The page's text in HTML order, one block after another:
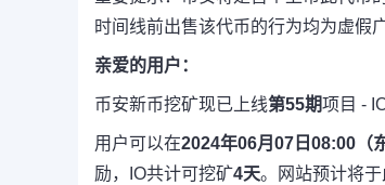
时间线前出售该代币的行为均为虚假
亲爱的用户：
币安新币挖矿现已上线第55期项目 -
用户可以在2024年06月07日08:00（
励，IO共计可挖矿4天。网站预计将